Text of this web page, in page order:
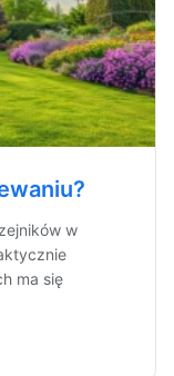
w
ma się